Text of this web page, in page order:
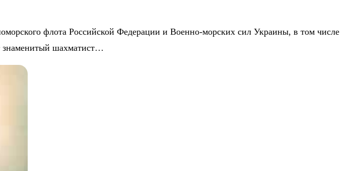
флота Российской Федерации и Военно-морских сил Украины, в том числе
знаменитый шахматист…